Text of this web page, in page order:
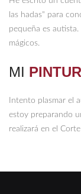
las hadas" para
pequeña es
mágicos.
MI
Intento plasmar el
estoy preparando
realizará en el